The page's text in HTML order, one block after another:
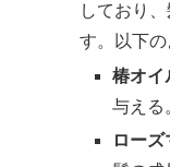
しており
す。以下の
椿オイ
与える
ロー